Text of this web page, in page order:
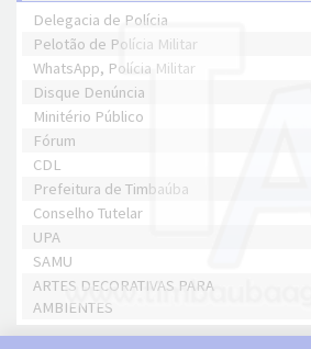
Delegacia de Polícia
Pelotão de Polícia Militar
WhatsApp, Polícia Militar
Disque Denúncia
Minitério Público
Fórum
CDL
Prefeitura de Timbaúba
Conselho Tutelar
UPA
SAMU
ARTES DECORATIVAS PARA
AMBIENTES